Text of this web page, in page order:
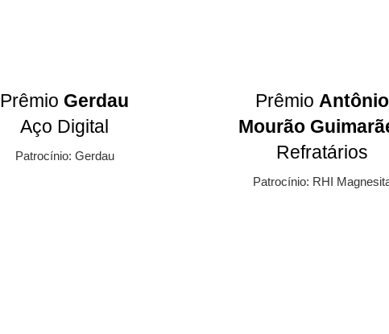
Prêmio Gerdau
Aço Digital
Patrocínio: Gerdau
Prêmio Antônio
Mourão
Refratários
Patrocínio: RHI